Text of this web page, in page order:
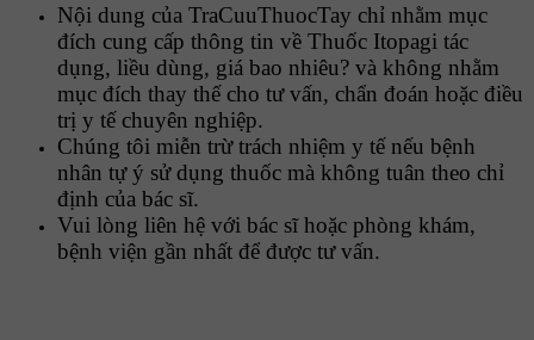
Nội dung của TraCuuThuocTay chỉ nhằm mục
đích cung cấp thông tin về Thuốc Itopagi tác
dụng, liều dùng, giá bao nhiêu? và không nhằm
mục đích thay thế cho tư vấn, chẩn đoán hoặc điều
trị y tế chuyên nghiệp.
Chúng tôi miễn trừ trách nhiệm y tế nếu bệnh
nhân tự ý sử dụng thuốc mà không tuân theo chỉ
định của bác sĩ.
Vui lòng liên hệ với bác sĩ hoặc phòng khám,
bệnh viện gần nhất để được tư vấn.